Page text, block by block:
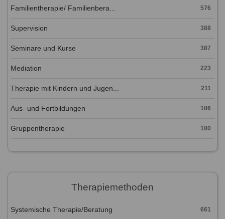
Familientherapie/ Familienbera... 576
Supervision 388
Seminare und Kurse 387
Mediation 223
Therapie mit Kindern und Jugen... 211
Aus- und Fortbildungen 186
Gruppentherapie 180
Therapiemethoden
Systemische Therapie/Beratung 661